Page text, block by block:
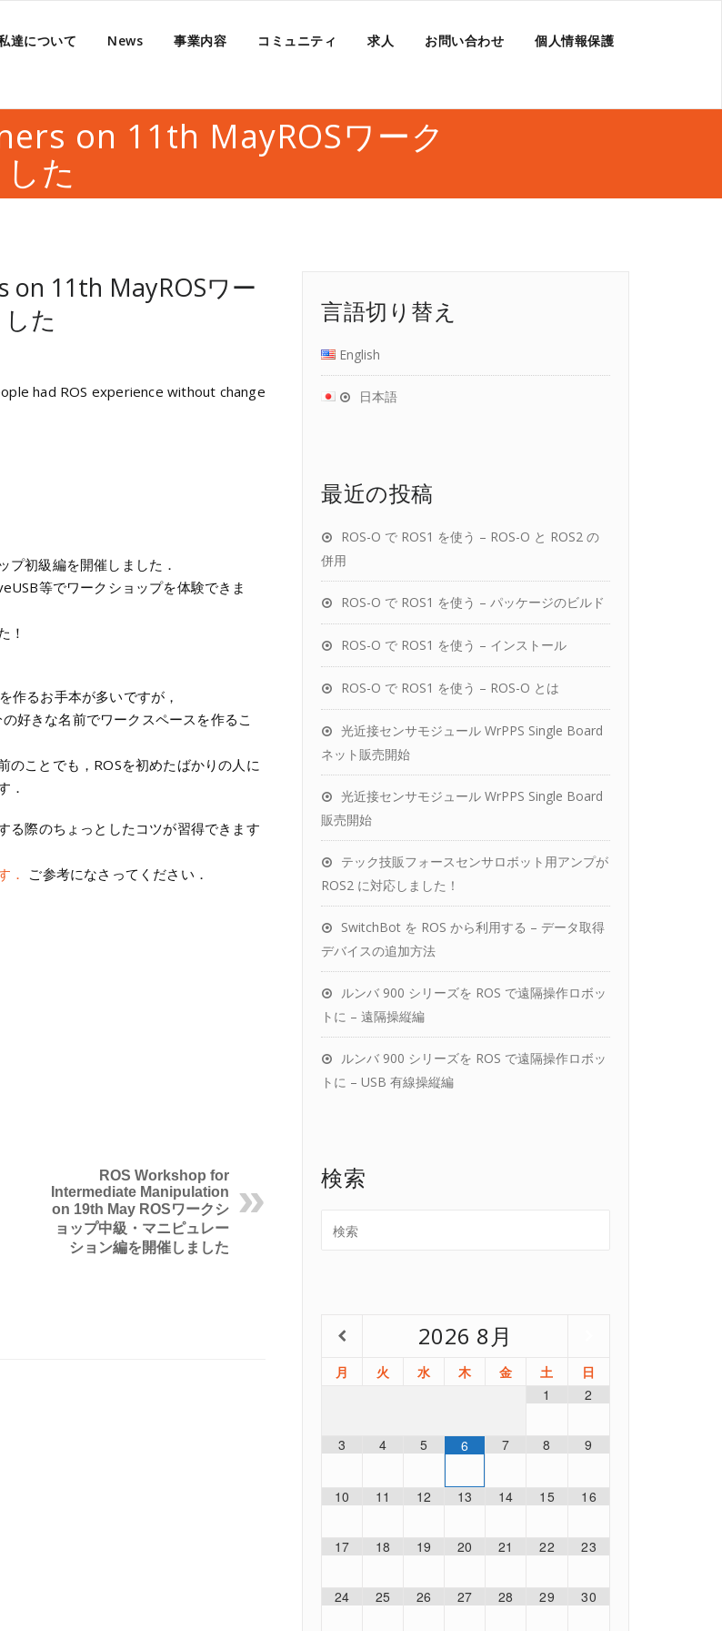
達について News 事業内容 コミュニティ 求人 お問い合わせ 個人情報保護
on 11th MayROSワーク
た
on 11th MayROSワー
た
had ROS experience without change
プ初級編を開催しました．
等でワークショップを体験できま
！
作るお手本が多いですが，
好きな名前でワークスペースを作るこ
のことでも，ROSを初めたばかりの人に
．
る際のちょっとしたコツが習得できます
．
ご参考になさってください．
ROS Workshop for
Intermediate Manipulation
on 19th May ROSワークシ
ョップ中級・マニピュレー
ション編を開催しました
言語切り替え
English
日本語
最近の投稿
ROS-O で ROS1 を使う – ROS-O と ROS2 の
併用
ROS-O で ROS1 を使う – パッケージのビルド
ROS-O で ROS1 を使う – インストール
ROS-O で ROS1 を使う – ROS-O とは
光近接センサモジュール WrPPS Single Board
ネット販売開始
光近接センサモジュール WrPPS Single Board
販売開始
テック技販フォースセンサロボット用アンプが
ROS2 に対応しました！
SwitchBot を ROS から利用する – データ取得
デバイスの追加方法
ルンバ 900 シリーズを ROS で遠隔操作ロボッ
トに – 遠隔操縦編
ルンバ 900 シリーズを ROS で遠隔操作ロボッ
トに – USB 有線操縦編
検索
2026 8月
月 火 水 木 金 土
日
1
2
3 4 5 6 7 8 9
10 11 12 13 14 15 16
17 18 19 20 21 22 23
24 25 26 27 28 29 30